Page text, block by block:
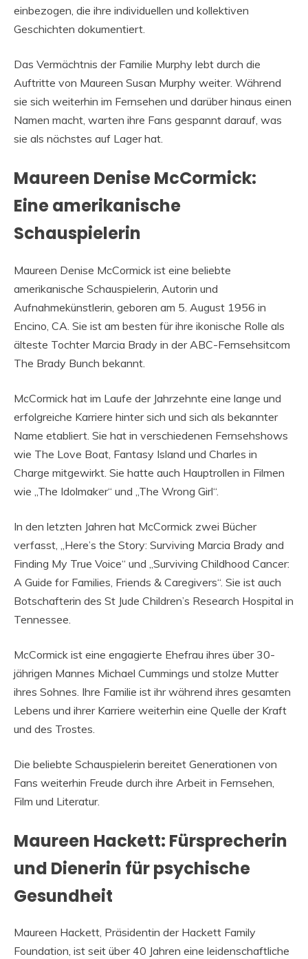
einbezogen, die ihre individuellen und kollektiven
Geschichten dokumentiert.
Das Vermächtnis der Familie Murphy lebt durch die
Auftritte von Maureen Susan Murphy weiter. Während
sie sich weiterhin im Fernsehen und darüber hinaus einen
Namen macht, warten ihre Fans gespannt darauf, was
sie als nächstes auf Lager hat.
Maureen Denise McCormick:
Eine amerikanische
Schauspielerin
Maureen Denise McCormick ist eine beliebte
amerikanische Schauspielerin, Autorin und
Aufnahmekünstlerin, geboren am 5. August 1956 in
Encino, CA. Sie ist am besten für ihre ikonische Rolle als
älteste Tochter Marcia Brady in der ABC-Fernsehsitcom
The Brady Bunch bekannt.
McCormick hat im Laufe der Jahrzehnte eine lange und
erfolgreiche Karriere hinter sich und sich als bekannter
Name etabliert. Sie hat in verschiedenen Fernsehshows
wie The Love Boat, Fantasy Island und Charles in
Charge mitgewirkt. Sie hatte auch Hauptrollen in Filmen
wie „The Idolmaker“ und „The Wrong Girl“.
In den letzten Jahren hat McCormick zwei Bücher
verfasst, „Here’s the Story: Surviving Marcia Brady and
Finding My True Voice“ und „Surviving Childhood Cancer:
A Guide for Families, Friends & Caregivers“. Sie ist auch
Botschafterin des St Jude Children’s Research Hospital in
Tennessee.
McCormick ist eine engagierte Ehefrau ihres über 30-
jährigen Mannes Michael Cummings und stolze Mutter
ihres Sohnes. Ihre Familie ist ihr während ihres gesamten
Lebens und ihrer Karriere weiterhin eine Quelle der Kraft
und des Trostes.
Die beliebte Schauspielerin bereitet Generationen von
Fans weiterhin Freude durch ihre Arbeit in Fernsehen,
Film und Literatur.
Maureen Hackett: Fürsprecherin
und Dienerin für psychische
Gesundheit
Maureen Hackett, Präsidentin der Hackett Family
Foundation, ist seit über 40 Jahren eine leidenschaftliche